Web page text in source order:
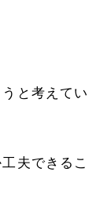
と考えてい
夫できるこ